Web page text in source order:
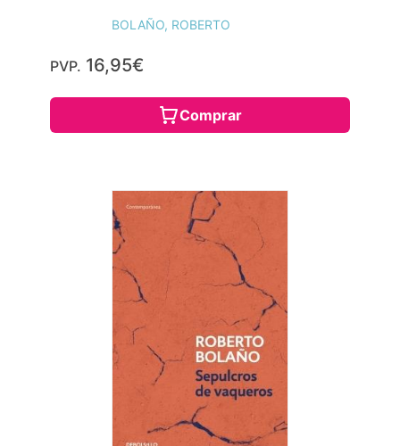
BOLAÑO, ROBERTO
PVP. 16,95€
Comprar